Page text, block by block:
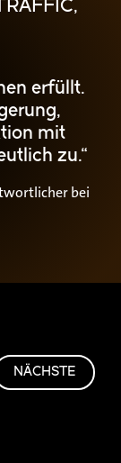
erfüllt.
mit
zu.“
bei
NÄCHSTE